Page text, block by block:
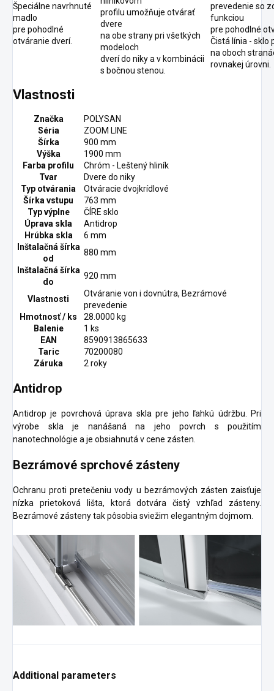
Špeciálne navrhnuté
madlo
pre pohodlné
otváranie dverí.
profilu umožňuje otvárať
dvere
na obe strany pri všetkých
modeloch
dverí do niky a v kombinácii
s bočnou stenou.
prevedenie so
funkciou
pre pohodlné
Čistá línia - sklo
na oboch
rovnakej úrovni.
Vlastnosti
Značka
POLYSAN
Séria
ZOOM LINE
Šírka
900 mm
Výška
1900 mm
Farba profilu
Chróm - Leštený hliník
Tvar
Dvere do niky
Typ otvárania
Otváracie dvojkrídlové
Šírka vstupu
763 mm
Typ výplne
ČÍRE sklo
Úprava skla
Antidrop
Hrúbka skla
6 mm
Inštalačná šírka
od
880 mm
Inštalačná šírka
do
920 mm
Vlastnosti
Otváranie von i dovnútra, Bezrámové
prevedenie
Hmotnosť / ks
28.0000 kg
Balenie
1 ks
EAN
8590913865633
Taric
70200080
Záruka
2 roky
Antidrop
Antidrop je povrchová úprava skla pre jeho ľahkú údržbu. Pri
výrobe skla je nanášaná na jeho povrch s použitím
nanotechnológie a je obsiahnutá v cene zásten.
Bezrámové sprchové zásteny
Ochranu proti pretečeniu vody u bezrámových zásten zaisťuje
nízka prietoková lišta, ktorá dotvára čistý vzhľad zásteny.
Bezrámové zásteny tak pôsobia sviežim elegantným dojmom.
Additional parameters